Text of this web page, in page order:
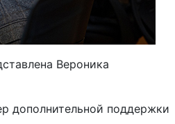
Вероника
дополнительной поддержки